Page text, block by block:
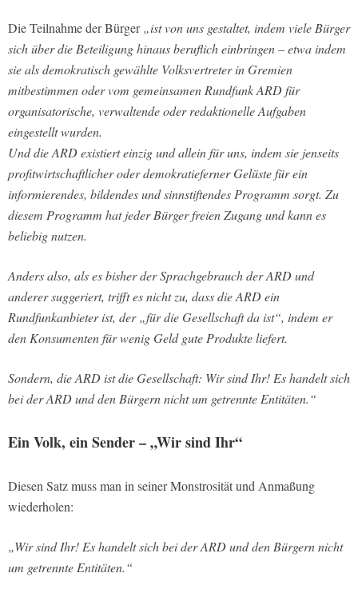
Die Teilnahme der Bürger„ist von uns gestaltet, indem viele Bürger
sich über die Beteiligung hinaus beruflich einbringen – etwa indem
sie als demokratisch gewählte Volksvertreter in Gremien
mitbestimmen oder vom gemeinsamen Rundfunk ARD für
organisatorische, verwaltende oder redaktionelle Aufgaben
eingestellt wurden.
Und die ARD existiert einzig und allein für uns, indem sie jenseits
profitwirtschaftlicher oder demokratieferner Gelüste für ein
informierendes, bildendes und sinnstiftendes Programm sorgt. Zu
diesem Programm hat jeder Bürger freien Zugang und kann es
beliebig nutzen.
Anders also, als es bisher der Sprachgebrauch der ARD und
anderer suggeriert, trifft es nicht zu, dass die ARD ein
Rundfunkanbieter ist, der „für die Gesellschaft da ist“, indem er
den Konsumenten für wenig Geld gute Produkte liefert.
Sondern, die ARD ist die Gesellschaft: Wir sind Ihr! Es handelt sich
bei der ARD und den Bürgern nicht um getrennte Entitäten.“
Ein Volk, ein Sender – „Wir sind Ihr“
Diesen Satz muss man in seiner Monstrosität und Anmaßung
wiederholen:
„Wir sind Ihr! Es handelt sich bei der ARD und den Bürgern nicht
um getrennte Entitäten.“